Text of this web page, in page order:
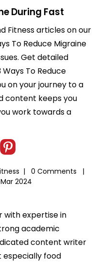
During Fast
Fitness articles on our
To Reduce Migraine
Get detailed
To Reduce
on your journey to a
content keeps you
work towards a
|
0 Comments |
Mar 2024
with expertise in
academic
content writer
food